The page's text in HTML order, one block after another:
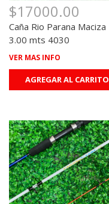
$17000.00
Caña Rio Parana Maciza
3.00 mts 4030
VER MAS INFO
AGREGAR AL CARRITO